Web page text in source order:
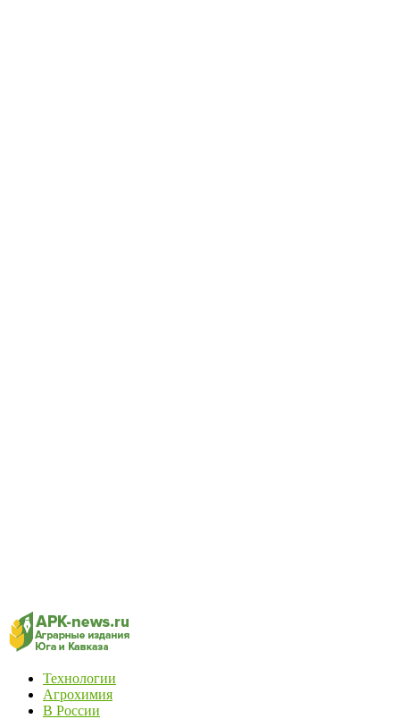
Технологии
Агрохимия
В России